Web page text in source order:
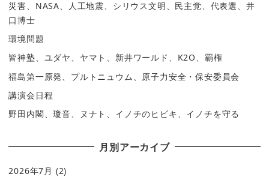
災害、NASA、人工地震、シリウス文明、民主党、代表選、井
口博士
環境問題
皆神塾、ユダヤ、ヤマト、新井ワールド、K2O、覇権
福島第一原発、プルトニュウム、原子力安全・保安委員会
講演会日程
野田内閣、瓊音、ヌナト、イノチのヒビキ、イノチを守る
月別アーカイブ
2026年7月 (2)